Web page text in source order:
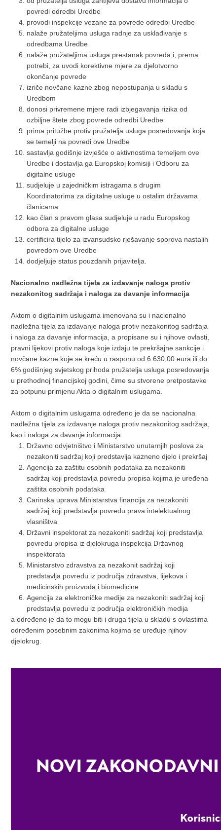
povredi odredbi Uredbe
provodi inspekcije vezane za povrede odredbi Uredbe
nalaže pružateljima usluga radnje za usklađivanje s
odredbama Uredbe
nalaže pružateljima usluga prestanak povreda i, prema
potrebi, za uvodi korektivne mjere za djelotvorno
okončanje povrede
izriče novčane kazne zbog nepostupanja u skladu s
Uredbom
donosi privremene mjere radi izbjegavanja rizika od
ozbiljne štete zbog povrede odredbi Uredbe
prima pritužbe protiv pružatelja usluga posredovanja koja
se temelji na povredi ove Uredbe
sastavlja godišnje izvješće o aktivnostima temeljem ove
Uredbe i dostavlja ga Europskoj komisiji i Odboru za
digitalne usluge
sudjeluje u zajedničkim istragama s drugim
Koordinatorima za digitalne usluge u ostalim državama
članicama
kao član s pravom glasa sudjeluje u radu Europskog
odbora za digitalne usluge
certificira tijelo za izvansudsko rješavanje sporova nastalih
povredom ove Uredbe
dodjeljuje status pouzdanih prijavitelja.
Nacionalno nadležna tijela za izdavanje naloga protiv
nezakonitog sadržaja i naloga za davanje informacija
Aktom o digitalnim uslugama imenovana su i nacionalno
nadležna tijela za izdavanje naloga protiv nezakonitog sadržaja
i naloga za davanje informacija, a propisane su i njihove ovlasti,
pravni lijekovi protiv naloga koje izdaju te prekršajne sankcije i
novčane kazne koje se kreću u rasponu od 6.630,00 eura ili do
6% godišnjeg svjetskog prihoda pružatelja usluga posredovanja
u prethodnoj financijskoj godini, čime su stvorene pretpostavke
za potpunu primjenu Akta o digitalnim uslugama.
Aktom o digitalnim uslugama određeno je da se nacionalna
nadležna tijela za izdavanje naloga protiv nezakonitog sadržaja,
kao i naloga za davanje informacija:
Državno odvjetništvo i Ministarstvo unutarnjih poslova za
nezakoniti sadržaj koji predstavlja kazneno djelo i prekršaj
Agencija za zaštitu osobnih podataka za nezakoniti
sadržaj koji predstavlja povredu propisa kojima je uređena
zaštita osobnih podataka
Carinska uprava Ministarstva financija za nezakoniti
sadržaj koji predstavlja povredu prava intelektualnog
vlasništva
Državni inspektorat za nezakoniti sadržaj koji predstavlja
povredu propisa iz djelokruga inspekcija Državnog
inspektorata
Ministarstvo zdravstva za nezakonit sadržaj koji
predstavlja povredu iz područja zdravstva, lijekova i
medicinskih proizvoda i biomedicine
Agencija za elektroničke medije za nezakoniti sadržaj koji
predstavlja povredu iz područja elektroničkih medija
a određeno je da to mogu biti i druga tijela u skladu s ovlastima
određenim posebnim zakonima kojima se uređuje njihov
djelokrug.